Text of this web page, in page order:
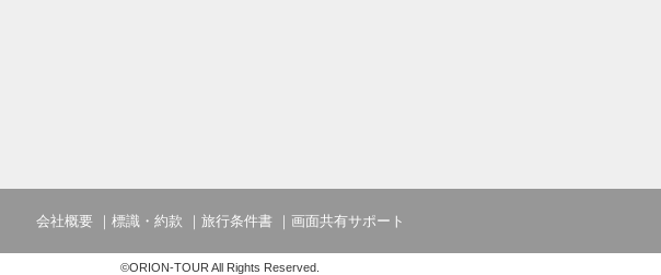
会社概要 標識・約款 旅行条件書 画面共有サポート
©ORION-TOUR All Rights Reserved.